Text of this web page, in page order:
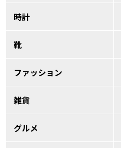
時計
靴
ファッション
雑貨
グルメ